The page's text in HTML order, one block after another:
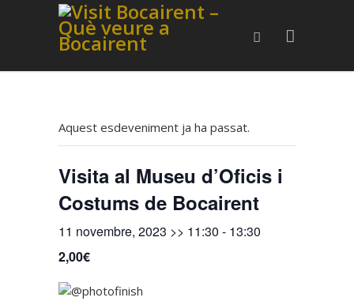
Aquest esdeveniment ja ha passat.
Visita al Museu d’Oficis i
Costums de Bocairent
11 novembre, 2023 >> 11:30 - 13:30
2,00€